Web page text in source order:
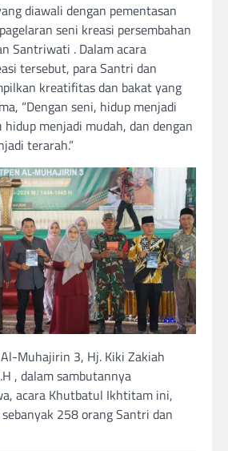
diawali dengan pementasan
seni kreasi persembahan
Santriwati . Dalam acara
tersebut, para Santri dan
kreatifitas dan bakat yang
“Dengan seni, hidup menjadi
menjadi mudah, dan dengan
terarah.”
Muhajirin 3, Hj. Kiki Zakiah
, dalam sambutannya
acara Khutbatul Ikhtitam ini,
258 orang Santri dan